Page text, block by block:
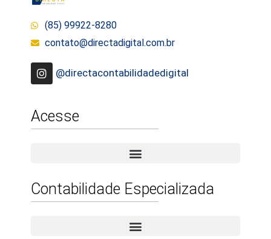
(85) 99922-8280
contato@directadigital.com.br
@directacontabilidadedigital
Acesse
Contabilidade Especializada